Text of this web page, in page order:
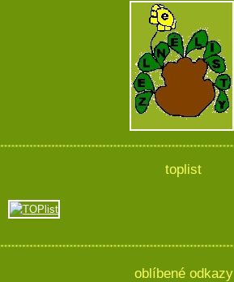
toplist
oblíbené odkazy